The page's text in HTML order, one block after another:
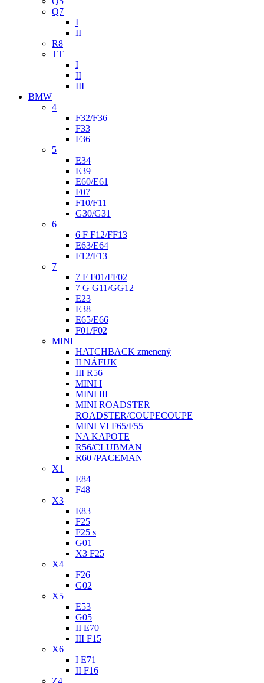
Q7
I
II
R8
TT
I
II
III
BMW
4
F32/F36
F33
F36
5
E34
E39
E60/E61
F07
F10/F11
G30/G31
6
6 F F12/FF13
E63/E64
F12/F13
7
7 F F01/FF02
7 G G11/GG12
E23
E38
E65/E66
F01/F02
MINI
HATCHBACK zmenený
II NÁFUK
III R56
MINI I
MINI III
MINI ROADSTER
ROADSTER/COUPECOUPE
MINI VI F65/F55
NA KAPOTE
R56/CLUBMAN
R60 /PACEMAN
X1
E84
F48
X3
E83
F25
F25 s
G01
X3 F25
X4
F26
G02
X5
E53
G05
II E70
III F15
X6
I E71
II F16